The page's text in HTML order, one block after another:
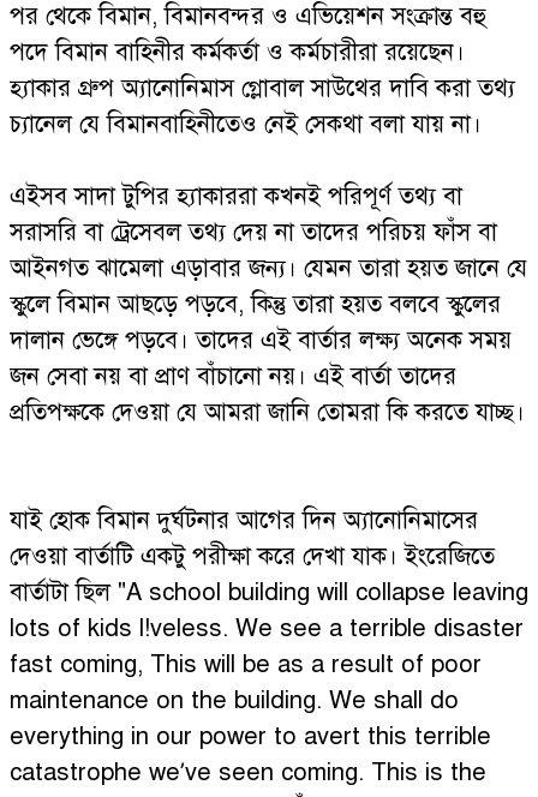
পর থেকে বিমান, বিমানবন্দর ও এভিয়েশন সংক্রান্ত বহু
পদে বিমান বাহিনীর কর্মকর্তা ও কর্মচারীরা রয়েছেন।
হ্যাকার গ্রুপ অ্যানোনিমাস গ্লোবাল সাউথের দাবি করা তথ্য
চ্যানেল যে বিমানবাহিনীতেও নেই সেকথা বলা যায় না।
এইসব সাদা টুপির হ্যাকাররা কখনই পরিপূর্ণ তথ্য বা
সরাসরি বা ট্রেসেবল তথ্য দেয় না তাদের পরিচয় ফাঁস বা
আইনগত ঝামেলা এড়াবার জন্য। যেমন তারা হয়ত জানে যে
স্কুলে বিমান আছড়ে পড়বে, কিন্তু তারা হয়ত বলবে স্কুলের
দালান ভেঙ্গে পড়বে। তাদের এই বার্তার লক্ষ্য অনেক সময়
জন সেবা নয় বা প্রাণ বাঁচানো নয়। এই বার্তা তাদের
প্রতিপক্ষকে দেওয়া যে আমরা জানি তোমরা কি করতে যাচ্ছ।
যাই হোক বিমান দুর্ঘটনার আগের দিন অ্যানোনিমাসের
দেওয়া বার্তাটি একটু পরীক্ষা করে দেখা যাক। ইংরেজিতে
বার্তাটা ছিল "A school building will collapse leaving
lots of kids l!veless. We see a terrible disaster
fast coming, This will be as a result of poor
maintenance on the building. We shall do
everything in our power to avert this terrible
catastrophe we’ve seen coming. This is the